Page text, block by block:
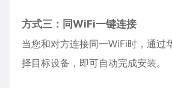
方式三：同WiFi一键连接
当您和对方连接同一WiFi时，通过
择目标设备，即可自动完成安装。